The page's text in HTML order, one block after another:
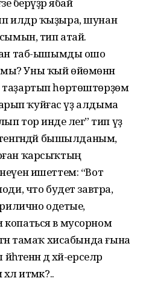
илдәр ҡыҙыра, шунан
тип атай.
таб-ышымды ошо
Уны ҡый өйөмөнән
һөртөштөрҙөм
ҡуйғас үҙ алдыма
тор инде әлегә” тип үҙ
бышылданым,
ҡарсыҡтың
ишеттем: “Вот
что будет завтра,
одетые,
в мусорном
тамаҡ хисабында ғына
дә хәй-ерселәр
итмәк?..